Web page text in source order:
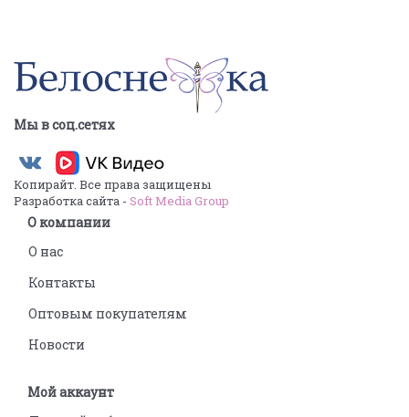
Мы в соц.сетях
Копирайт. Все права защищены
Разработка сайта - Soft Media Group
О компании
О нас
Контакты
Оптовым покупателям
Новости
Мой аккаунт